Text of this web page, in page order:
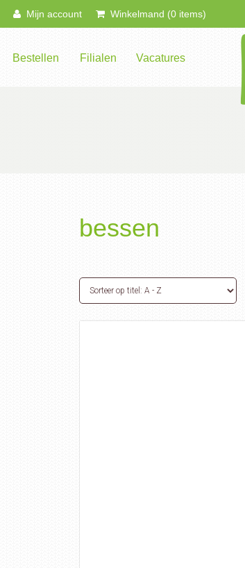
Mijn account Winkelmand (0 items)
Bestellen Filialen Vacatures
bessen